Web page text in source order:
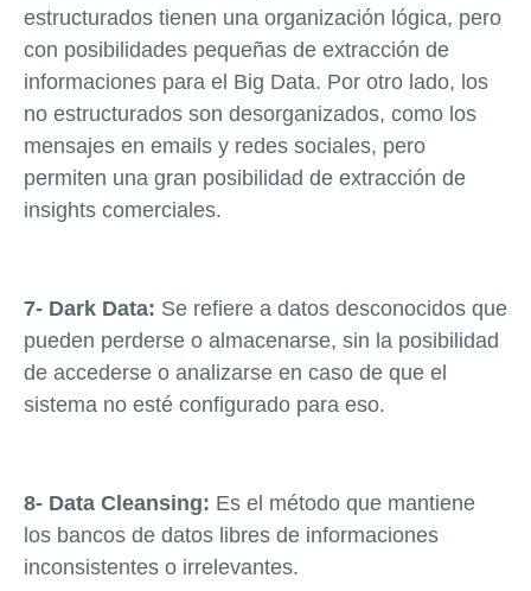
estructurados tienen una organización lógica, pero
con posibilidades pequeñas de extracción de
informaciones para el Big Data. Por otro lado, los
no estructurados son desorganizados, como los
mensajes en emails y redes sociales, pero
permiten una gran posibilidad de extracción de
insights comerciales.
7- Dark Data: Se refiere a datos desconocidos que
pueden perderse o almacenarse, sin la posibilidad
de accederse o analizarse en caso de que el
sistema no esté configurado para eso.
8- Data Cleansing: Es el método que mantiene
los bancos de datos libres de informaciones
inconsistentes o irrelevantes.